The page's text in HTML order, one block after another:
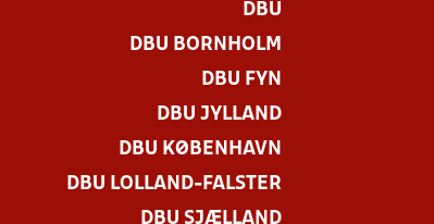
DBU
DBU BORNHOLM
DBU FYN
DBU JYLLAND
DBU KØBENHAVN
DBU LOLLAND-FALSTER
DBU SJÆLLAND